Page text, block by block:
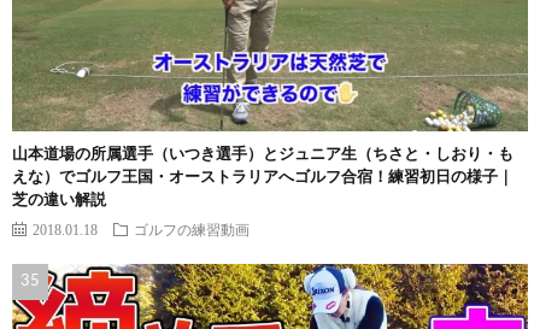
山本道場の所属選手（いつき選手）とジュニア生（ちさと・しおり・も
えな）でゴルフ王国・オーストラリアへゴルフ合宿！練習初日の様子｜
芝の違い解説
2018.01.18 ゴルフの練習動画